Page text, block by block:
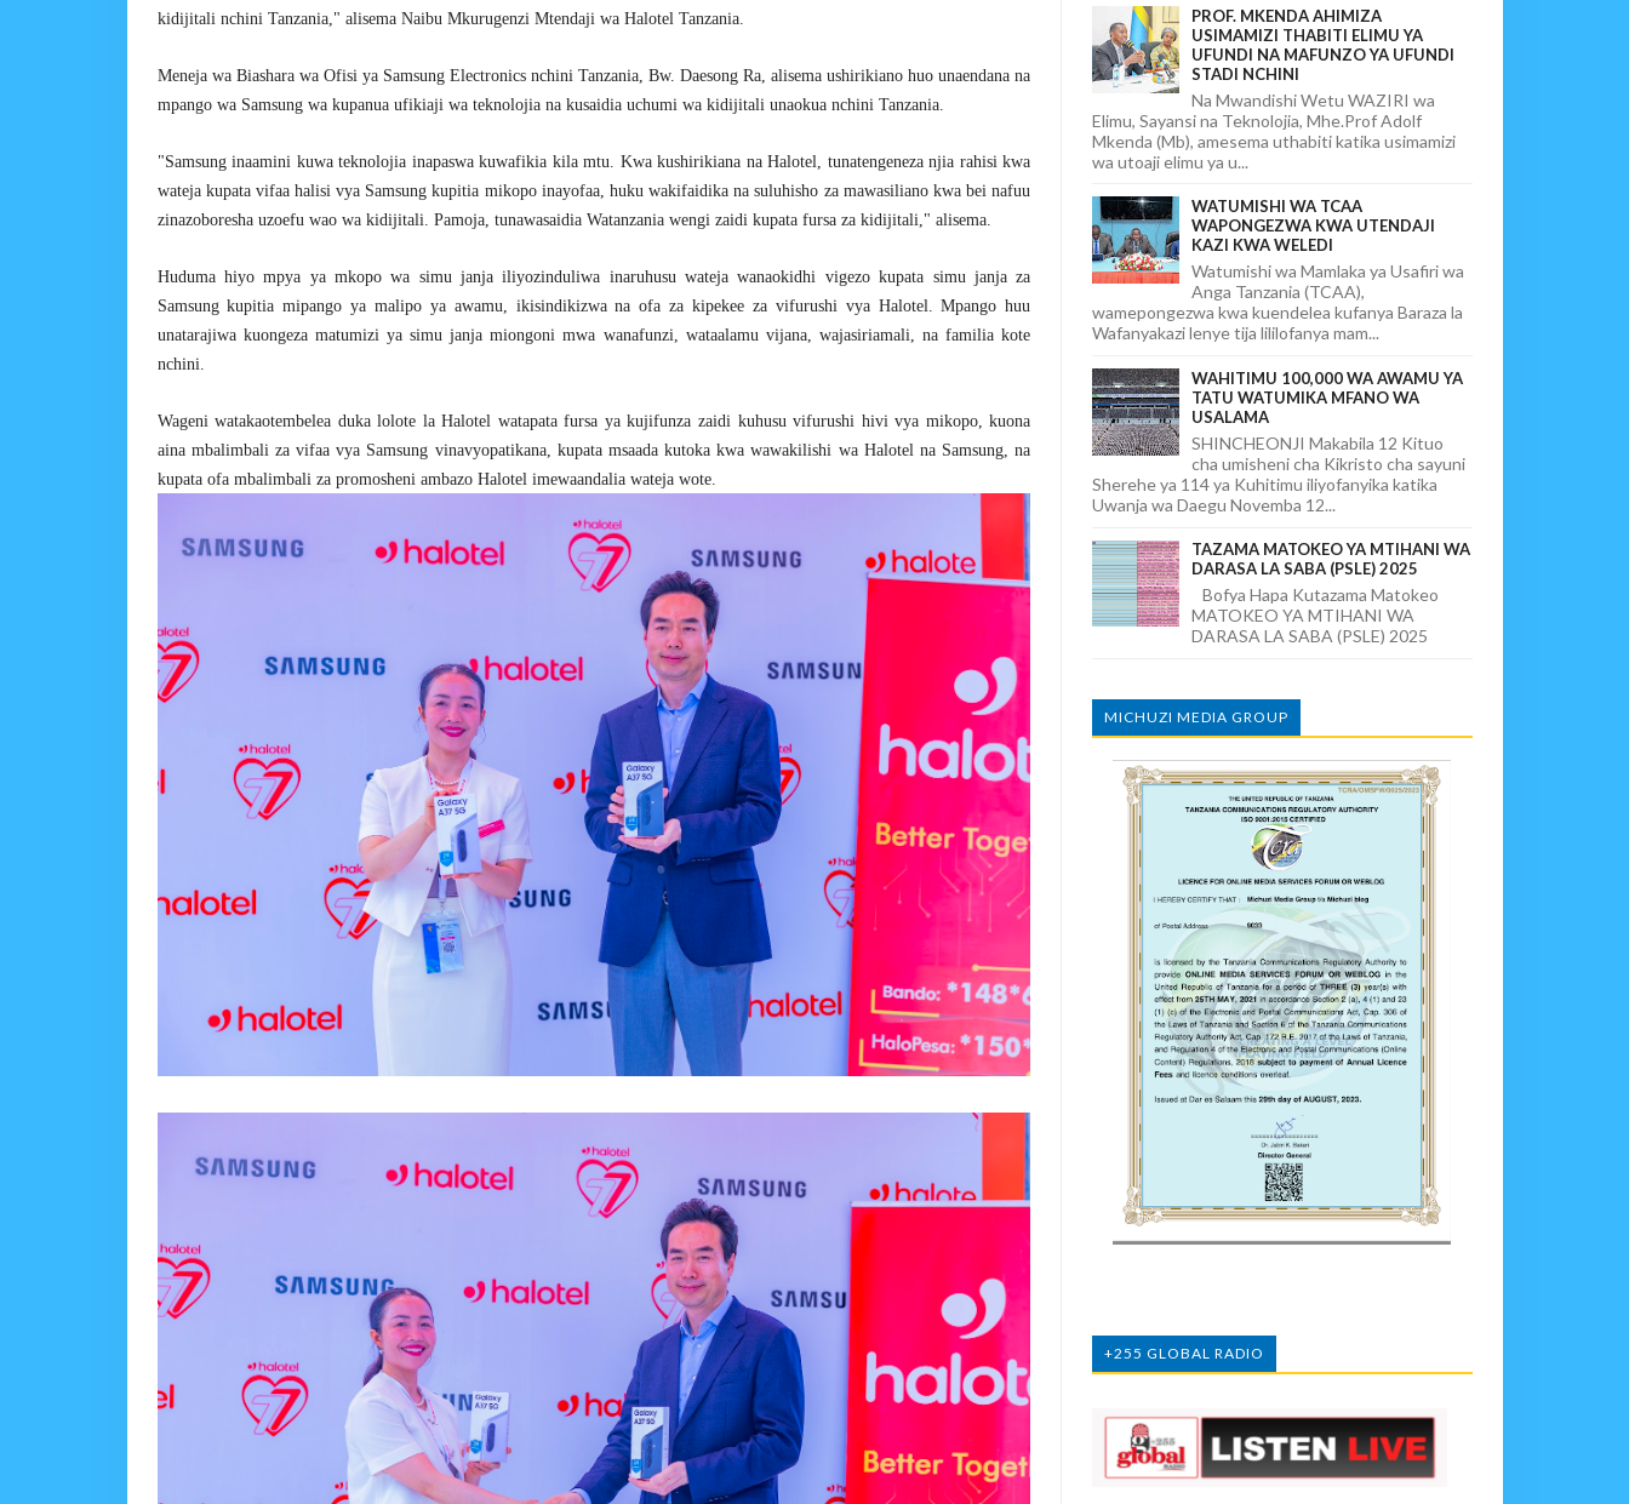
kidijitali nchini Tanzania," alisema Naibu Mkurugenzi Mtendaji wa Halotel Tanzania.
Meneja wa Biashara wa Ofisi ya Samsung Electronics nchini Tanzania, Bw. Daesong Ra, alisema ushirikiano huo unaendana na
mpango wa Samsung wa kupanua ufikiaji wa teknolojia na kusaidia uchumi wa kidijitali unaokua nchini Tanzania.
"Samsung inaamini kuwa teknolojia inapaswa kuwafikia kila mtu. Kwa kushirikiana na Halotel, tunatengeneza njia rahisi kwa
wateja kupata vifaa halisi vya Samsung kupitia mikopo inayofaa, huku wakifaidika na suluhisho za mawasiliano kwa bei nafuu
zinazoboresha uzoefu wao wa kidijitali. Pamoja, tunawasaidia Watanzania wengi zaidi kupata fursa za kidijitali," alisema.
Huduma hiyo mpya ya mkopo wa simu janja iliyozinduliwa inaruhusu wateja wanaokidhi vigezo kupata simu janja za
Samsung kupitia mipango ya malipo ya awamu, ikisindikizwa na ofa za kipekee za vifurushi vya Halotel. Mpango huu
unatarajiwa kuongeza matumizi ya simu janja miongoni mwa wanafunzi, wataalamu vijana, wajasiriamali, na familia kote
nchini.
Wageni watakaotembelea duka lolote la Halotel watapata fursa ya kujifunza zaidi kuhusu vifurushi hivi vya mikopo, kuona
aina mbalimbali za vifaa vya Samsung vinavyopatikana, kupata msaada kutoka kwa wawakilishi wa Halotel na Samsung, na
kupata ofa mbalimbali za promosheni ambazo Halotel imewaandalia wateja wote.
PROF. MKENDA AHIMIZA
USIMAMIZI THABITI ELIMU YA
UFUNDI NA MAFUNZO YA UFUNDI
STADI NCHINI
Na Mwandishi Wetu WAZIRI wa
Elimu, Sayansi na Teknolojia, Mhe.Prof Adolf
Mkenda (Mb), amesema uthabiti katika usimamizi
wa utoaji elimu ya u...
WATUMISHI WA TCAA
WAPONGEZWA KWA UTENDAJI
KAZI KWA WELEDI
Watumishi wa Mamlaka ya Usafiri wa
Anga Tanzania (TCAA),
wamepongezwa kwa kuendelea kufanya Baraza la
Wafanyakazi lenye tija lililofanya mam...
WAHITIMU 100,000 WA AWAMU YA
TATU WATUMIKA MFANO WA
USALAMA
SHINCHEONJI Makabila 12 Kituo
cha umisheni cha Kikristo cha sayuni
Sherehe ya 114 ya Kuhitimu iliyofanyika katika
Uwanja wa Daegu Novemba 12...
TAZAMA MATOKEO YA MTIHANI WA
DARASA LA SABA (PSLE) 2025
Bofya Hapa Kutazama Matokeo
MATOKEO YA MTIHANI WA
DARASA LA SABA (PSLE) 2025
MICHUZI MEDIA GROUP
+255 GLOBAL RADIO